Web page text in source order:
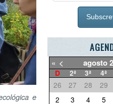
« < agosto2026 > »
D 2ª Sb
26 27 29 30 31
1
3 5 6 7
8
9
10 12 13 14
15
16
17 19 20 21
22